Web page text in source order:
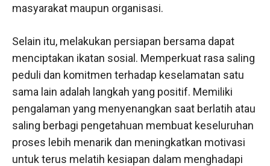
masyarakat maupun organisasi.
Selain itu, melakukan persiapan bersama dapat
menciptakan ikatan sosial. Memperkuat rasa saling
peduli dan komitmen terhadap keselamatan satu
sama lain adalah langkah yang positif. Memiliki
pengalaman yang menyenangkan saat berlatih atau
saling berbagi pengetahuan membuat keseluruhan
proses lebih menarik dan meningkatkan motivasi
untuk terus melatih kesiapan dalam menghadapi